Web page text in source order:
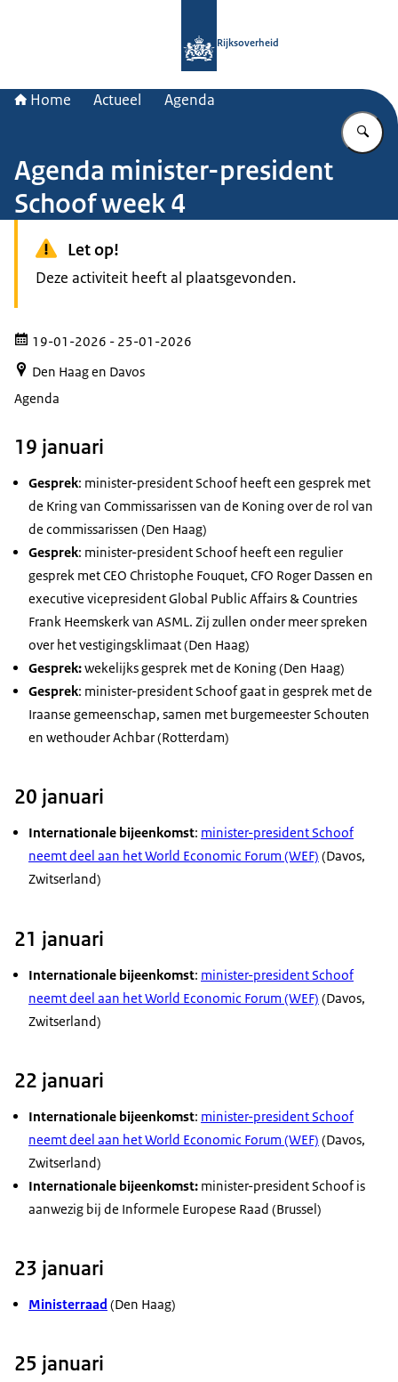
Rijksoverheid
Home Actueel Agenda
Agenda minister-president
Schoof week 4
Let op!
Deze activiteit heeft al plaatsgevonden.
19-01-2026 - 25-01-2026
Den Haag en Davos
Agenda
19 januari
Gesprek: minister-president Schoof heeft een gesprek met
de Kring van Commissarissen van de Koning over de rol van
de commissarissen (Den Haag)
Gesprek: minister-president Schoof heeft een regulier
gesprek metCEO Christophe Fouquet, CFO Roger Dassen en
executive vicepresident Global Public Affairs & Countries
Frank Heemskerk van ASML. Zij zullen onder meer spreken
over het vestigingsklimaat (Den Haag)
Gesprek:wekelijks gesprek met de Koning (Den Haag)
Gesprek: minister-president Schoof gaat in gesprek met de
Iraanse gemeenschap, samen met burgemeester Schouten
en wethouder Achbar (Rotterdam)
20 januari
Internationale bijeenkomst: minister-president Schoof
neemt deel aan hetWorld Economic Forum (WEF) (Davos,
Zwitserland)
21 januari
Internationale bijeenkomst: minister-president Schoof
neemt deel aan hetWorld Economic Forum (WEF) (Davos,
Zwitserland)
22 januari
Internationale bijeenkomst: minister-president Schoof
neemt deel aan hetWorld Economic Forum (WEF) (Davos,
Zwitserland)
Internationale bijeenkomst: minister-president Schoof is
aanwezig bij de Informele Europese Raad (Brussel)
23 januari
Ministerraad (Den Haag)
25 januari